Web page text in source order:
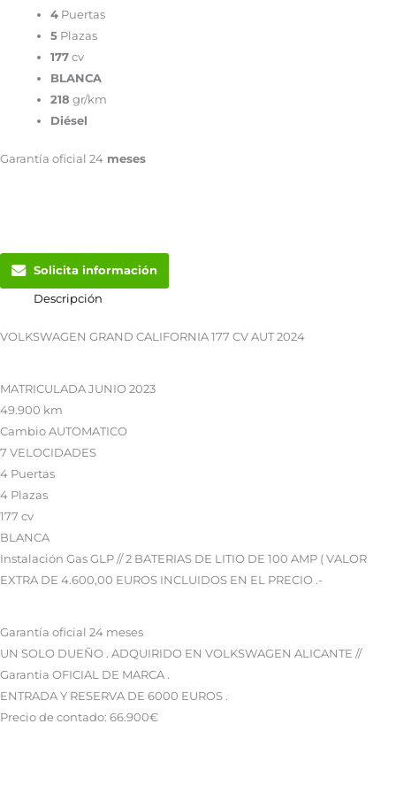
4 Puertas
5 Plazas
177 cv
BLANCA
218 gr/km
Diésel
Garantía oficial 24 meses
Solicita información
Descripción
VOLKSWAGEN GRAND CALIFORNIA 177 CV AUT 2024
MATRICULADA JUNIO 2023
49.900 km
Cambio AUTOMATICO
7 VELOCIDADES
4 Puertas
4 Plazas
177 cv
BLANCA
Instalación Gas GLP // 2 BATERIAS DE LITIO DE 100 AMP ( VALOR
EXTRA DE 4.600,00 EUROS INCLUIDOS EN EL PRECIO .-
Garantía oficial 24 meses
UN SOLO DUEÑO . ADQUIRIDO EN VOLKSWAGEN ALICANTE //
Garantia OFICIAL DE MARCA .
ENTRADA Y RESERVA DE 6000 EUROS .
Precio de contado: 66.900€